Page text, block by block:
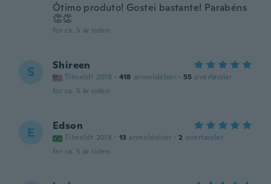
Ótimo produto! Gostei bastante! Parabéns
👏👏
for ca. 5 år siden
S Shireen
Tilmeldt 2018 · 418 anmeldelser · 55 overførsler
for ca. 5 år siden
E Edson
Tilmeldt 2018 · 13 anmeldelser · 2 overførsler
for ca. 5 år siden